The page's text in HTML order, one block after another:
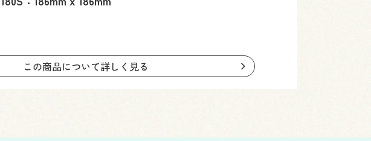
この商品について詳しく見る